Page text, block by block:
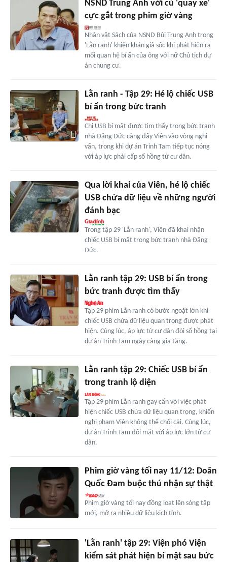
NSND Trung Anh với cú 'quay xe'
cực gắt trong phim giờ vàng
Nhân vật Sách của NSND Bùi Trung Anh trong
'Lằn ranh' khiến khán giả sốc khi phát hiện ra
mối quan hệ bí ẩn của ông với nữ Chủ tịch dự
án chung cư.
Lằn ranh - Tập 29: Hé lộ chiếc USB
bí ẩn trong bức tranh
Chi USB bí mật được tìm thấy trong bức tranh
nhà Đặng Đức càng đẩy Viên vào vòng nghi
vấn, trong khi dự án Trinh Tam tiếp tục nóng
với áp lực phải cấp sổ hồng từ cư dân.
Qua lời khai của Viên, hé lộ chiếc
USB chứa dữ liệu về những người
đánh bạc
Trong tập 29 'Lằn ranh', Viên đã khai nhận
chiếc USB bí mật trong bức tranh nhà Đặng
Đức.
Lằn ranh tập 29: USB bí ẩn trong
bức tranh được tìm thấy
Tập 29 phim Lằn ranh có bước ngoặt lớn khi
chiếc USB chứa dữ liệu quan trọng được phát
hiện. Cùng lúc, áp lực từ cư dân đòi sổ hồng tại
dự án Trinh Tam ngày càng gia tăng.
Lằn ranh tập 29: Chiếc USB bí ẩn
trong tranh lộ diện
Tập 29 phim Lằn ranh gay cấn với việc phát
hiện chiếc USB chứa dữ liệu quan trọng, khiến
nghi phạm Viên không thể chối cãi. Cùng lúc,
dự án Trinh Tam đối mặt với áp lực lớn từ cư
dân.
Phim giờ vàng tối nay 11/12: Doãn
Quốc Đam buộc thú nhận sự thật
Phim giờ vàng tối nay đồng loạt lên sóng tập
mới, mở ra nhiều dữ liệu kịch tính.
'Lằn ranh' tập 29: Viện phó Viện
kiểm sát phát hiện bí mật sau bức